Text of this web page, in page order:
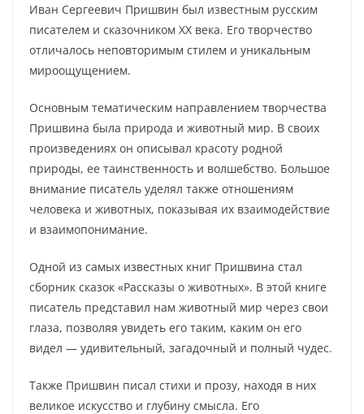
Иван Сергеевич Пришвин был известным русским
писателем и сказочником XX века. Его творчество
отличалось неповторимым стилем и уникальным
мироощущением.
Основным тематическим направлением творчества
Пришвина была природа и животный мир. В своих
произведениях он описывал красоту родной
природы, ее таинственность и волшебство. Большое
внимание писатель уделял также отношениям
человека и животных, показывая их взаимодействие
и взаимопонимание.
Одной из самых известных книг Пришвина стал
сборник сказок «Рассказы о животных». В этой книге
писатель представил нам животный мир через свои
глаза, позволяя увидеть его таким, каким он его
видел — удивительный, загадочный и полный чудес.
Также Пришвин писал стихи и прозу, находя в них
великое искусство и глубину смысла. Его